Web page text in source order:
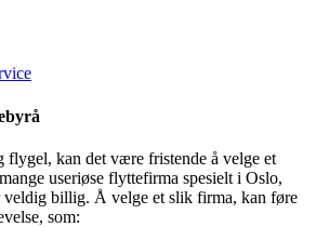
flygel, kan det være fristende å velge et
useriøse flyttefirma spesielt i Oslo,
veldig billig. Å velge et slik firma, kan føre
som: